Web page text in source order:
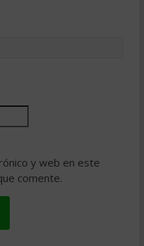
y web en este
comente.